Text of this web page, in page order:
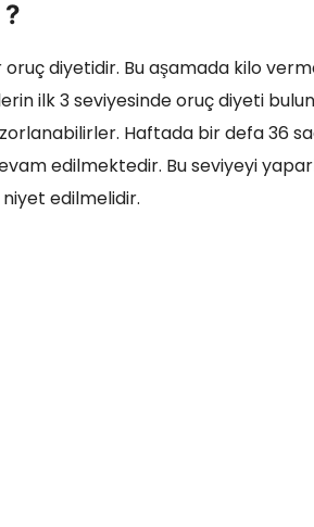
diyetidir. Bu aşamada kilo
ilk 3 seviyesinde oruç diyeti
Haftada bir defa 36
edilmektedir. Bu seviyeyi
edilmelidir.